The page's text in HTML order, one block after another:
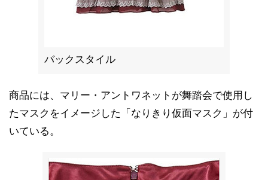
バックスタイル
商品には、マリー・アントワネットが舞踏会で使用し
たマスクをイメージした「なりきり仮面マスク」が付
いている。